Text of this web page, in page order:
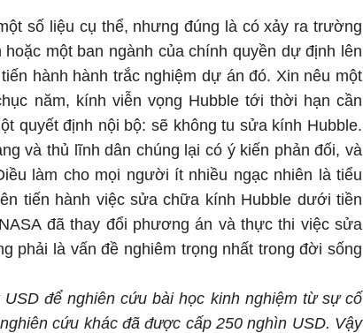
số liệu cụ thể, nhưng đúng là có xảy ra trường
một ban ngành của chính quyền dự định lên
hành hành trắc nghiệm dự án đó. Xin nêu một
năm, kính viễn vọng Hubble tới thời hạn cần
quyết định nội bộ: sẽ không tu sửa kính Hubble.
và thủ lĩnh dân chúng lại có ý kiến phản đối, và
làm cho mọi người ít nhiều ngạc nhiên là tiểu
tiến hành việc sửa chữa kính Hubble dưới tiền
đã thay đổi phương án và thực thi việc sửa
phải là vấn đề nghiêm trọng nhất trong đời sống
để nghiên cứu bài học kinh nghiệm từ sự cố
cứu khác đã được cấp 250 nghìn USD. Vậy